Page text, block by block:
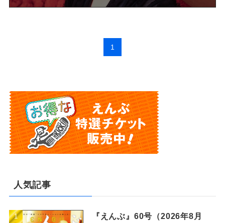
1
人気記事
『えんぶ』60号（2026年8月